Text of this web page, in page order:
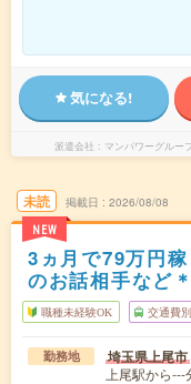
気になる!
派遣会社 マンパワーグルー
未読
NEW
掲載日 2026/08/08
3ヵ月で79万円
のお話相手など＊
職種未経験OK 交通費
勤務地 埼玉県上尾市
上尾駅から